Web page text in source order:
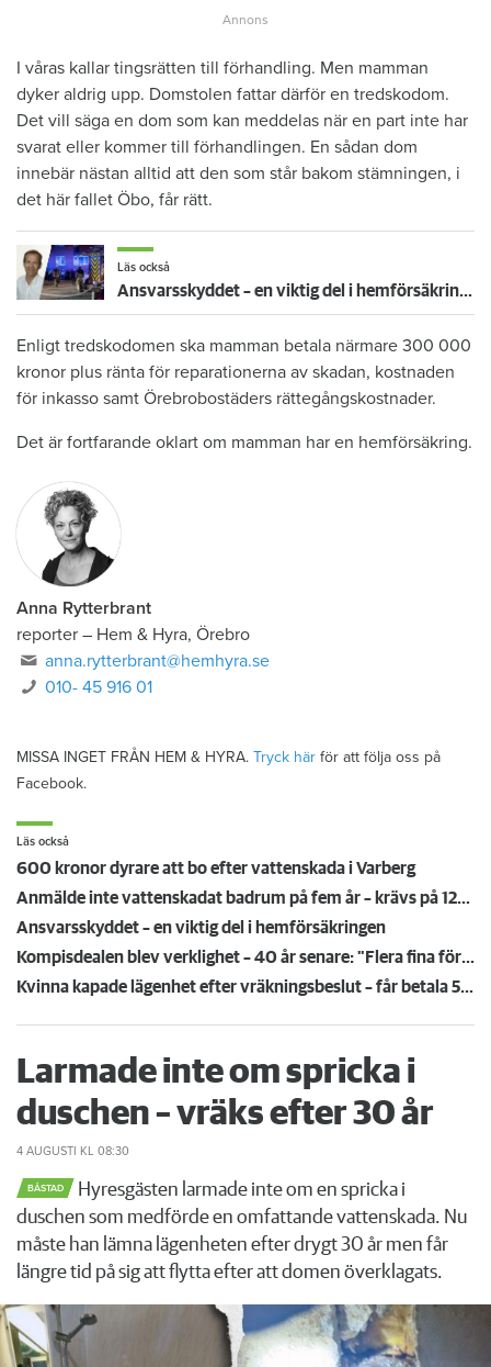
I våras kallar tingsrätten till förhandling. Men mamman
dyker aldrig upp. Domstolen fattar därför en tredskodom.
Det vill säga en dom som kan meddelas när en part inte har
svarat eller kommer till förhandlingen. En sådan dom
innebär nästan alltid att den som står bakom stämningen, i
det här fallet Öbo, får rätt.
Läs också
Ansvarsskyddet – en viktig del i hemförsäkringen
Enligt tredskodomen ska mamman betala närmare 300 000
kronor plus ränta för reparationerna av skadan, kostnaden
för inkasso samt Örebrobostäders rättegångskostnader.
Det är fortfarande oklart om mamman har en hemförsäkring.
Anna Rytterbrant
reporter – Hem & Hyra, Örebro
anna.rytterbrant@hemhyra.se
010- 45 916 01
MISSA INGET FRÅN HEM & HYRA. Tryck här för att följa oss på
Facebook.
Läs också
600 kronor dyrare att bo efter vattenskada i Varberg
Anmälde inte vattenskadat badrum på fem år – krävs på 125 000 kronor
Ansvarsskyddet – en viktig del i hemförsäkringen
Kompisdealen blev verklighet – 40 år senare: "Flera fina fördelar med att dela bostad"
Kvinna kapade lägenhet efter vräkningsbeslut – får betala 50 000
Larmade inte om spricka i
duschen – vräks efter 30 år
4 AUGUSTI KL 08:30
BÅSTAD
Hyresgästen larmade inte om en spricka i
duschen som medförde en omfattande vattenskada. Nu
måste han lämna lägenheten efter drygt 30 år men får
längre tid på sig att flytta efter att domen överklagats.